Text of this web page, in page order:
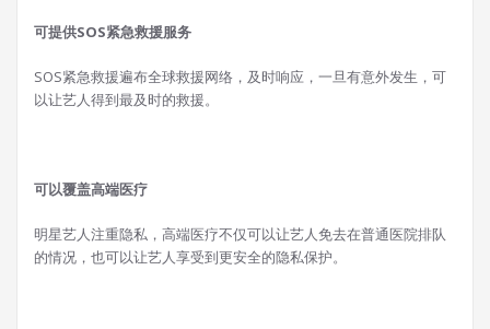
可提供SOS紧急救援服务
SOS紧急救援遍布全球救援网络，及时响应，一旦有意外发生，可
以让艺人得到最及时的救援。
可以覆盖高端医疗
明星艺人注重隐私，高端医疗不仅可以让艺人免去在普通医院排队
的情况，也可以让艺人享受到更安全的隐私保护。